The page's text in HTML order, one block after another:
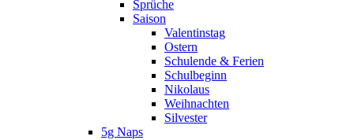
Sprüche
Saison
Valentinstag
Ostern
Schulende & Ferien
Schulbeginn
Nikolaus
Weihnachten
Silvester
5g Naps